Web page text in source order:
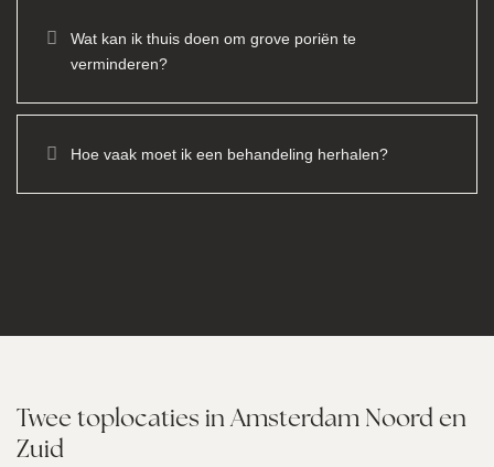
Wat kan ik thuis doen om grove poriën te
verminderen?
Hoe vaak moet ik een behandeling herhalen?
Twee toplocaties in Amsterdam Noord en
Zuid